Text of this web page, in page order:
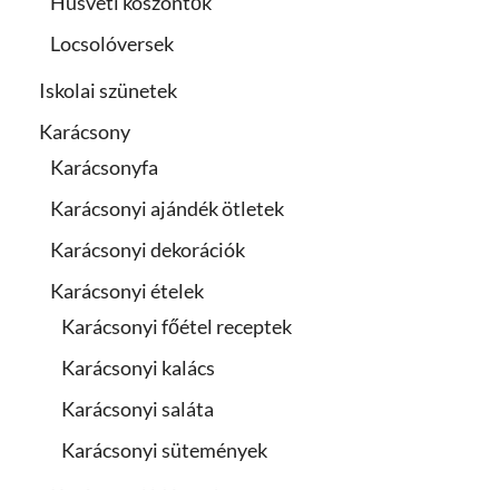
Locsolóversek
Iskolai szünetek
Karácsony
Karácsonyfa
Karácsonyi ajándék ötletek
Karácsonyi dekorációk
Karácsonyi ételek
Karácsonyi főétel receptek
Karácsonyi kalács
Karácsonyi saláta
Karácsonyi sütemények